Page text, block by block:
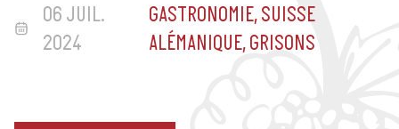
06 JUIL.
2024
GASTRONOMIE, SUISSE
ALÉMANIQUE, GRISONS